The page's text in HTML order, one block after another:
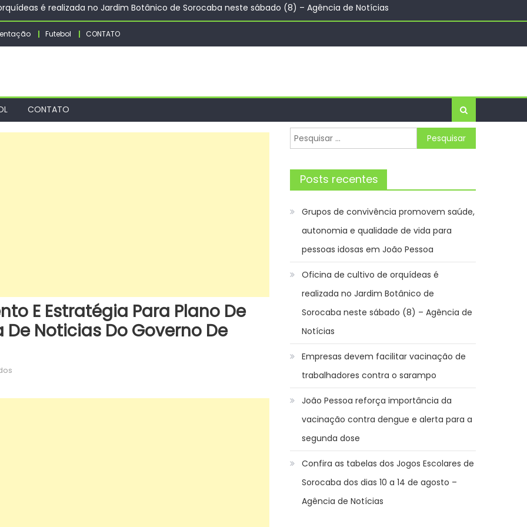
vacinação de trabalhadores contra o sarampo
da vacinação contra dengue e alerta para a segunda dose
Futebol CONTATO
CONTATO
E Estratégia Para Plano De
Noticias Do Governo De
avança
Pesquisar
por:
Posts recentes
Grupos de convivência promovem saúde,
autonomia e qualidade de vida para
pessoas idosas em João Pessoa
Oficina de cultivo de orquídeas é
realizada no Jardim Botânico de
Sorocaba neste sábado (8) – Agência de
Notícias
Empresas devem facilitar vacinação de
trabalhadores contra o sarampo
João Pessoa reforça importância da
vacinação contra dengue e alerta para a
segunda dose
Confira as tabelas dos Jogos Escolares de
Sorocaba dos dias 10 a 14 de agosto –
Agência de Notícias